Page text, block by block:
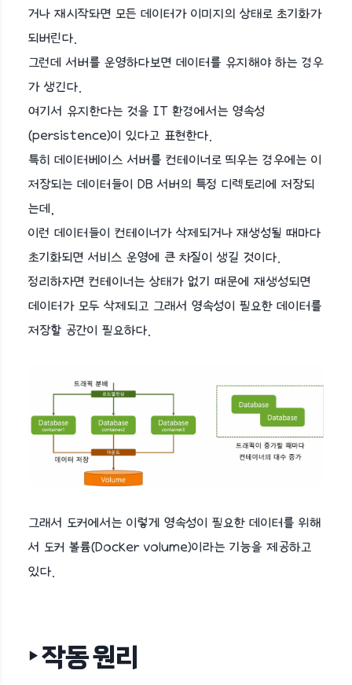
거나 재시작돠면 모든 데이터가 이미지의 상태로 초기화가
되버린다.
그런데 서버를 운영하다보면 데이터를 유지해야 하는 경우
가 생긴다.
여기서 유지한다는 것을 IT 환경에서는 영속성
(persistence)이 있다고 표현한다.
특히 데이터베이스 서버를 컨테이너로 띄우는 경우에는 이
저장되는 데이터들이 DB 서버의 특정 디렉토리에 저장되
는데,
이런 데이터들이 컨테이너가 삭제되거나 재생성될 때마다
초기화되면 서비스 운영에 큰 차질이 생길 것이다.
정리하자면 컨테이너는 상태가 없기 때문에 재생성되면
데이터가 모두 삭제되고 그래서 영속성이 필요한 데이터를
저장할 공간이 필요하다.
그래서 도커에서는 이렇게 영속성이 필요한 데이터를 위해
서 도커 볼륨(Docker volume)이라는 기능을 제공하고
있다.
‣ 작동 원리